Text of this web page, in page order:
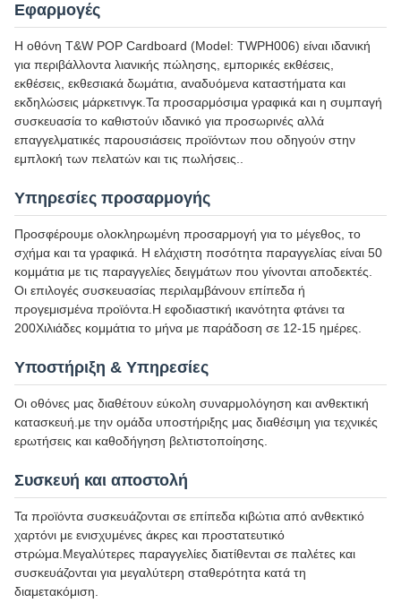
Εφαρμογές
Η οθόνη T&W POP Cardboard (Model: TWPH006) είναι ιδανική
για περιβάλλοντα λιανικής πώλησης, εμπορικές εκθέσεις,
εκθέσεις, εκθεσιακά δωμάτια, αναδυόμενα καταστήματα και
εκδηλώσεις μάρκετινγκ.Τα προσαρμόσιμα γραφικά και η συμπαγή
συσκευασία το καθιστούν ιδανικό για προσωρινές αλλά
επαγγελματικές παρουσιάσεις προϊόντων που οδηγούν στην
εμπλοκή των πελατών και τις πωλήσεις..
Υπηρεσίες προσαρμογής
Προσφέρουμε ολοκληρωμένη προσαρμογή για το μέγεθος, το
σχήμα και τα γραφικά. Η ελάχιστη ποσότητα παραγγελίας είναι 50
κομμάτια με τις παραγγελίες δειγμάτων που γίνονται αποδεκτές.
Οι επιλογές συσκευασίας περιλαμβάνουν επίπεδα ή
προγεμισμένα προϊόντα.Η εφοδιαστική ικανότητα φτάνει τα
200Χιλιάδες κομμάτια το μήνα με παράδοση σε 12-15 ημέρες.
Υποστήριξη & Υπηρεσίες
Οι οθόνες μας διαθέτουν εύκολη συναρμολόγηση και ανθεκτική
κατασκευή.με την ομάδα υποστήριξης μας διαθέσιμη για τεχνικές
ερωτήσεις και καθοδήγηση βελτιστοποίησης.
Συσκευή και αποστολή
Τα προϊόντα συσκευάζονται σε επίπεδα κιβώτια από ανθεκτικό
χαρτόνι με ενισχυμένες άκρες και προστατευτικό
στρώμα.Μεγαλύτερες παραγγελίες διατίθενται σε παλέτες και
συσκευάζονται για μεγαλύτερη σταθερότητα κατά τη
διαμετακόμιση.